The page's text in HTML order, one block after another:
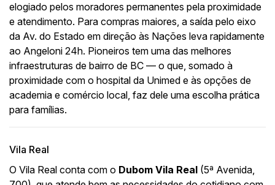
elogiado pelos moradores permanentes pela proximidade
e atendimento. Para compras maiores, a saída pelo eixo
da Av. do Estado em direção às Nações leva rapidamente
ao Angeloni 24h. Pioneiros tem uma das melhores
infraestruturas de bairro de BC — o que, somado à
proximidade com o hospital da Unimed e às opções de
academia e comércio local, faz dele uma escolha prática
para famílias.
Vila Real
O Vila Real conta com o Dubom Vila Real (5ª Avenida,